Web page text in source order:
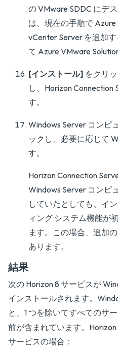
の VMware SDDC にデ
は、現在の手順で Azure
vCenter Server を追加
て Azure VMware
[インストール] をクリ
し、Horizon Connection
す。
Windows Server コンピ
ックし、必要に応じて
す。
Horizon Connection
Windows Server コンピ
していたとしても、イ
ィング システム機能が
ます。この場合、追加
あります。
結果
次の Horizon 8 サービスが
インストールされます。
と、1 つを除いてすべてのサ
前が含まれています。
サービスの場合：